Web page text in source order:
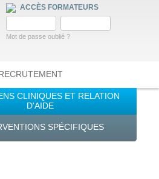
ACCÈS FORMATEURS
Mot de passe oublié ?
CLINIQUES ET RELATION
D'AIDE
SPÉCIFIQUES